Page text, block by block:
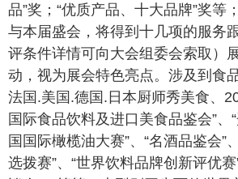
品”奖；“优质产品、十大品牌”奖等
与本届盛会，将得到十几项的服务
评条件详情可向大会组委会索取）
动，视为展会特色亮点。涉及到食
法国.美国.德国.日本厨师秀美食、
国际食品饮料及进口美食品鉴会”、
国国际橄榄油大赛”、“名酒品鉴会”
选拨赛”、“世界饮料品牌创新评优